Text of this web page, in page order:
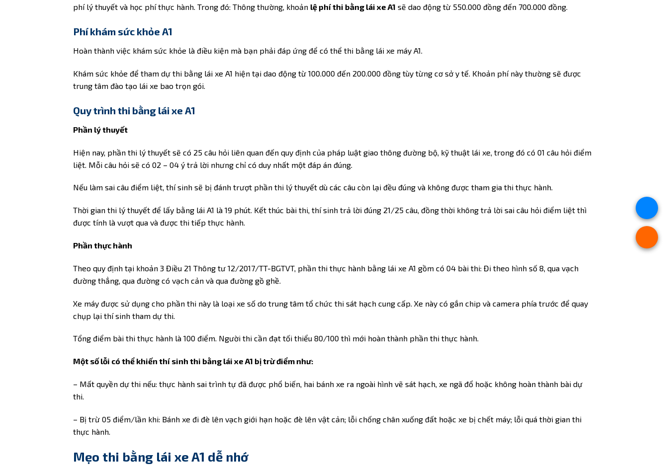
phí lý thuyết và học phí thực hành. Trong đó: Thông thường, khoản lệ phí thi bằng lái xe A1 sẽ dao động từ 550.000 đồng đến 700.000 đồng.
Phí khám sức khỏe A1
Hoàn thành việc khám sức khỏe là điều kiện mà bạn phải đáp ứng để có thể thi bằng lái xe máy A1.
Khám sức khỏe để tham dự thi bằng lái xe A1 hiện tại dao động từ 100.000 đến 200.000 đồng tùy từng cơ sở y tế. Khoản phí này thường sẽ được
trung tâm đào tạo lái xe bao trọn gói.
Quy trình thi bằng lái xe A1
Phần lý thuyết
Hiện nay, phần thi lý thuyết sẽ có 25 câu hỏi liên quan đến quy định của pháp luật giao thông đường bộ, kỹ thuật lái xe, trong đó có 01 câu hỏi điểm
liệt. Mỗi câu hỏi sẽ có 02 – 04 ý trả lời nhưng chỉ có duy nhất một đáp án đúng.
Nếu làm sai câu điểm liệt, thí sinh sẽ bị đánh trượt phần thi lý thuyết dù các câu còn lại đều đúng và không được tham gia thi thực hành.
Thời gian thi lý thuyết để lấy bằng lái A1 là 19 phút. Kết thúc bài thi, thí sinh trả lời đúng 21/25 câu, đồng thời không trả lời sai câu hỏi điểm liệt thì
được tính là vượt qua và được thi tiếp thực hành.
Phần thực hành
Theo quy định tại khoản 3 Điều 21 Thông tư 12/2017/TT-BGTVT, phần thi thực hành bằng lái xe A1 gồm có 04 bài thi: Đi theo hình số 8, qua vạch
đường thẳng, qua đường có vạch cản và qua đường gồ ghề.
Xe máy được sử dụng cho phần thi này là loại xe số do trung tâm tổ chức thi sát hạch cung cấp. Xe này có gắn chip và camera phía trước để quay
chụp lại thí sinh tham dự thi.
Tổng điểm bài thi thực hành là 100 điểm. Người thi cần đạt tối thiểu 80/100 thì mới hoàn thành phần thi thực hành.
Một số lỗi có thể khiến thí sinh thi bằng lái xe A1 bị trừ điểm như:
– Mất quyền dự thi nếu: thực hành sai trình tự đã được phổ biến, hai bánh xe ra ngoài hình vẽ sát hạch, xe ngã đổ hoặc không hoàn thành bài dự
thi.
– Bị trừ 05 điểm/lần khi: Bánh xe đi đè lên vạch giới hạn hoặc đè lên vật cản; lỗi chống chân xuống đất hoặc xe bị chết máy; lỗi quá thời gian thi
thực hành.
Mẹo thi bằng lái xe A1 dễ nhớ